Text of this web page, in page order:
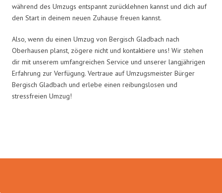
während des Umzugs entspannt zurücklehnen kannst und dich auf
den Start in deinem neuen Zuhause freuen kannst.
Also, wenn du einen Umzug von Bergisch Gladbach nach
Oberhausen planst, zögere nicht und kontaktiere uns! Wir stehen
dir mit unserem umfangreichen Service und unserer langjährigen
Erfahrung zur Verfügung. Vertraue auf Umzugsmeister Bürger
Bergisch Gladbach und erlebe einen reibungslosen und
stressfreien Umzug!